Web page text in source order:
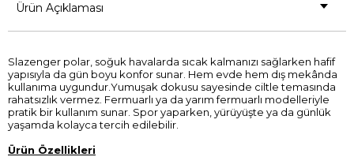
Ürün Açıklaması
Slazenger polar, soğuk havalarda sıcak kalmanızı sağlarken hafif
yapısıyla da gün boyu konfor sunar. Hem evde hem dış mekânda
kullanıma uygundur.Yumuşak dokusu sayesinde ciltle temasında
rahatsızlık vermez. Fermuarlı ya da yarım fermuarlı modelleriyle
pratik bir kullanım sunar. Spor yaparken, yürüyüşte ya da günlük
yaşamda kolayca tercih edilebilir.
Ürün Özellikleri